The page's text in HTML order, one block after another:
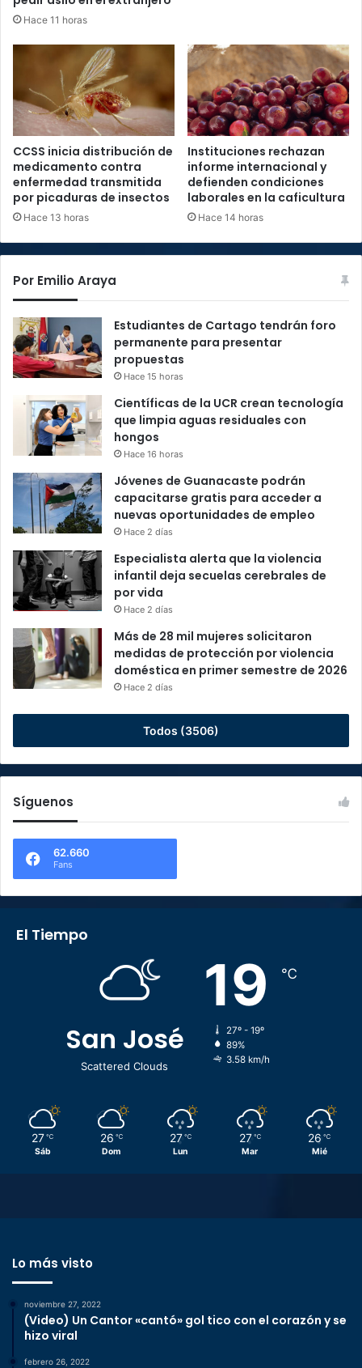
Hace 11 horas
CCSS inicia distribución de
medicamento contra
enfermedad transmitida
por picaduras de insectos
Hace 13 horas
Instituciones rechazan
informe internacional y
defienden condiciones
laborales en la caficultura
Hace 14 horas
Por Emilio Araya
Estudiantes de Cartago tendrán foro
permanente para presentar
propuestas
Hace 15 horas
Científicas de la UCR crean tecnología
que limpia aguas residuales con
hongos
Hace 16 horas
Jóvenes de Guanacaste podrán
capacitarse gratis para acceder a
nuevas oportunidades de empleo
Hace 2 días
Especialista alerta que la violencia
infantil deja secuelas cerebrales de
por vida
Hace 2 días
Más de 28 mil mujeres solicitaron
medidas de protección por violencia
doméstica en primer semestre de 2026
Hace 2 días
Todos (3506)
Síguenos
62.660
Fans
El Tiempo
San José
Scattered Clouds
19 ℃
27º - 19º
89%
3.58 km/h
27 ℃
Sáb
26 ℃
Dom
27 ℃
Lun
27 ℃
Mar
26 ℃
Mié
Lo más visto
noviembre 27, 2022
(Video) Un Cantor «cantó» gol tico con el corazón y se
hizo viral
febrero 26, 2022